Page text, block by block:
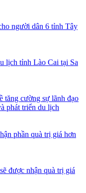
người dân 6 tỉnh Tây
lịch tỉnh Lào Cai tại Sa
tăng cường sự lãnh đạo
phát triển du lịch
phần quà trị giá hơn
được nhận quà trị giá